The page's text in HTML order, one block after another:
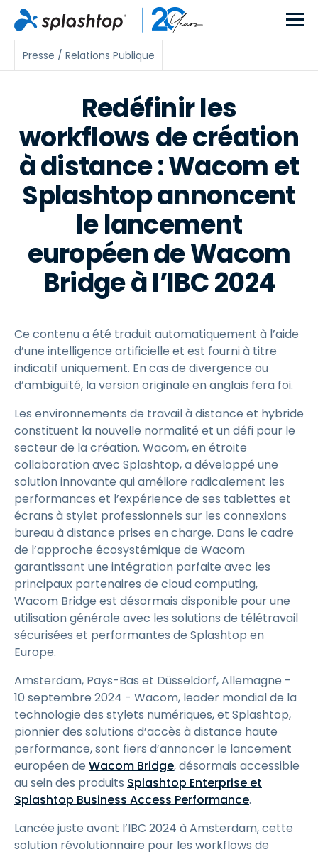
Presse / Relations Publique
Redéfinir les
workflows de création
à distance : Wacom et
Splashtop annoncent
le lancement
européen de Wacom
Bridge à l’IBC 2024
Ce contenu a été traduit automatiquement à l’aide
d’une intelligence artificielle et est fourni à titre
indicatif uniquement. En cas de divergence ou
d’ambiguïté, la version originale en anglais fera foi.
Les environnements de travail à distance et hybride
constituent la nouvelle normalité et un défi pour le
secteur de la création. Wacom, en étroite
collaboration avec Splashtop, a développé une
solution innovante qui améliore radicalement les
performances et l’expérience de ses tablettes et
écrans à stylet professionnels sur les connexions
bureau à distance prises en charge. Dans le cadre
de l’approche écosystémique de Wacom
garantissant une intégration parfaite avec les
principaux partenaires de cloud computing,
Wacom Bridge est désormais disponible pour une
utilisation générale avec les solutions de télétravail
sécurisées et performantes de Splashtop en
Europe.
Amsterdam, Pays-Bas et Düsseldorf, Allemagne -
10 septembre 2024 - Wacom, leader mondial de la
technologie des stylets numériques, et Splashtop,
pionnier des solutions d’accès à distance haute
performance, sont fiers d’annoncer le lancement
européen de Wacom Bridge, désormais accessible
au sein des produits Splashtop Enterprise et
Splashtop Business Access Performance.
Lancée juste avant l’IBC 2024 à Amsterdam, cette
solution révolutionnaire pour les workflows de